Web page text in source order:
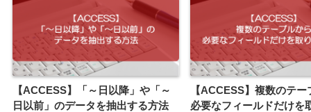
【ACCESS】「～日以降」や「～
日以前」のデータを抽出する方法
【ACCESS】複数のテー
必要なフィールドだけを